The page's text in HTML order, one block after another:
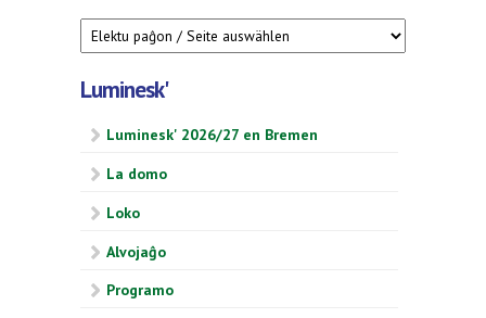
Luminesk'
Luminesk' 2026/27 en Bremen
La domo
Loko
Alvojaĝo
Programo